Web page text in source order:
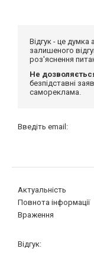
Відгук - це
залишеного
роз'яснення
Не
безпідставні
самореклама.
Введіть email:
Актуальність
Повнота інформації
Враження
Відгук: